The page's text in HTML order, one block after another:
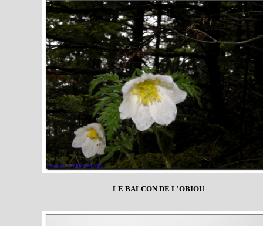
LE BALCON DE L'OBIOU